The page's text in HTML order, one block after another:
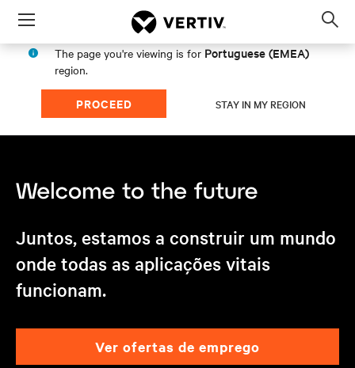
Menu
The page you're viewing is for Portuguese (EMEA)
region.
PROCEED STAY IN MY REGION
Juntos, estamos a construir um mundo
onde todas as aplicações vitais
funcionam.
ver ofertas de emprego